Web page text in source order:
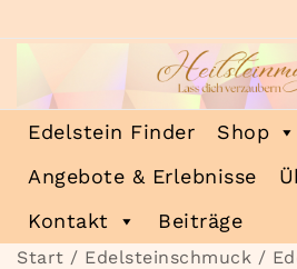
Inhalt
Heilsteinmagie
Lass dich verzaubern
Edelstein Finder
Shop
Angebote & Erlebnisse
Kontakt
Beiträge
Start / Edelsteinschmuck /